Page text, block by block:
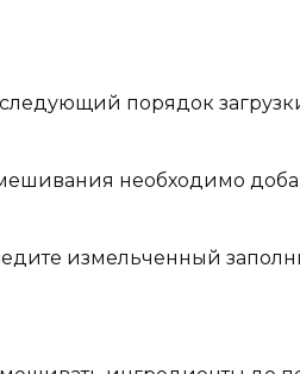
порядок
необходимо
измельченный